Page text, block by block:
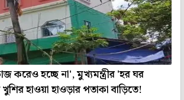
করেও হচ্ছে না', মুখ্যমন্ত্রীর 'হর ঘর
খুশির হাওয়া হাওড়ার পতাকা বাড়িতে!